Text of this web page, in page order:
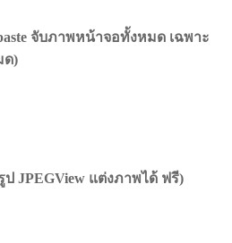
จับภาพหน้าจอทั้งหมด เฉพาะ
ด)
JPEGView แต่งภาพได้ ฟรี)